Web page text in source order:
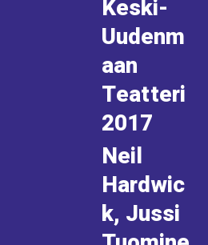
Keski-
Uudenm
aan
Teatteri
2017
Neil
Hardwic
k, Jussi